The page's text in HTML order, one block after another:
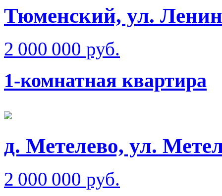
Тюменский, ул.
2 000 000 руб.
1-комнатная квартира
д. Метелево, ул.
2 000 000 руб.